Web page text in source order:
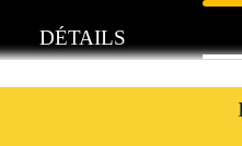
DÉTAILS